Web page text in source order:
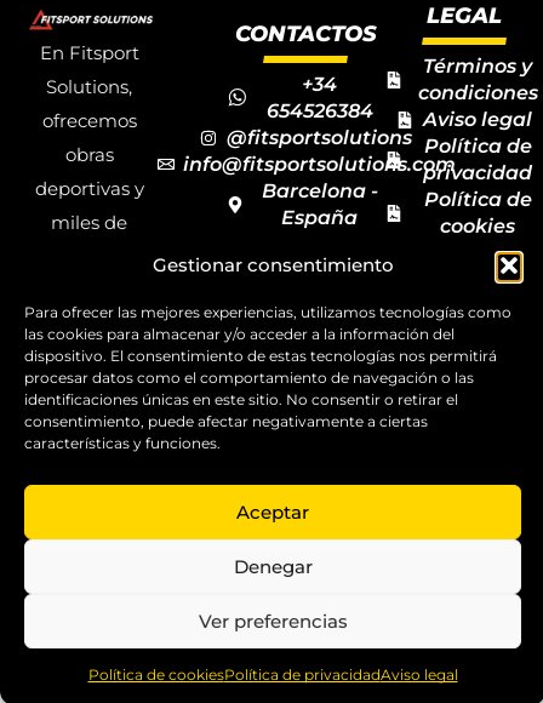
Gestionar consentimiento
Para ofrecer las mejores experiencias, utilizamos tecnologías como
las cookies para almacenar y/o acceder a la información del
dispositivo. El consentimiento de estas tecnologías nos permitirá
procesar datos como el comportamiento de navegación o las
identificaciones únicas en este sitio. No consentir o retirar el
consentimiento, puede afectar negativamente a ciertas
características y funciones.
Aceptar
Denegar
Ver preferencias
Política de cookiesPolítica de privacidadAviso legal
Home Shop Compare More
En Fitsport
Solutions,
ofrecemos
obras
deportivas y
miles de
deportivos
para todas las
disciplinas,
garantizando
la calidad y el
Copyright ©
FitSport
Solutions
CONTACTOS
+34
654526384
@fitsportsolutions
info@fitsportsolutions.com
Barcelona -
España
de contacto
LEGAL
Términos y
condiciones
Aviso legal
Política de
privacidad
Política de
cookies
Mapa del
sitio